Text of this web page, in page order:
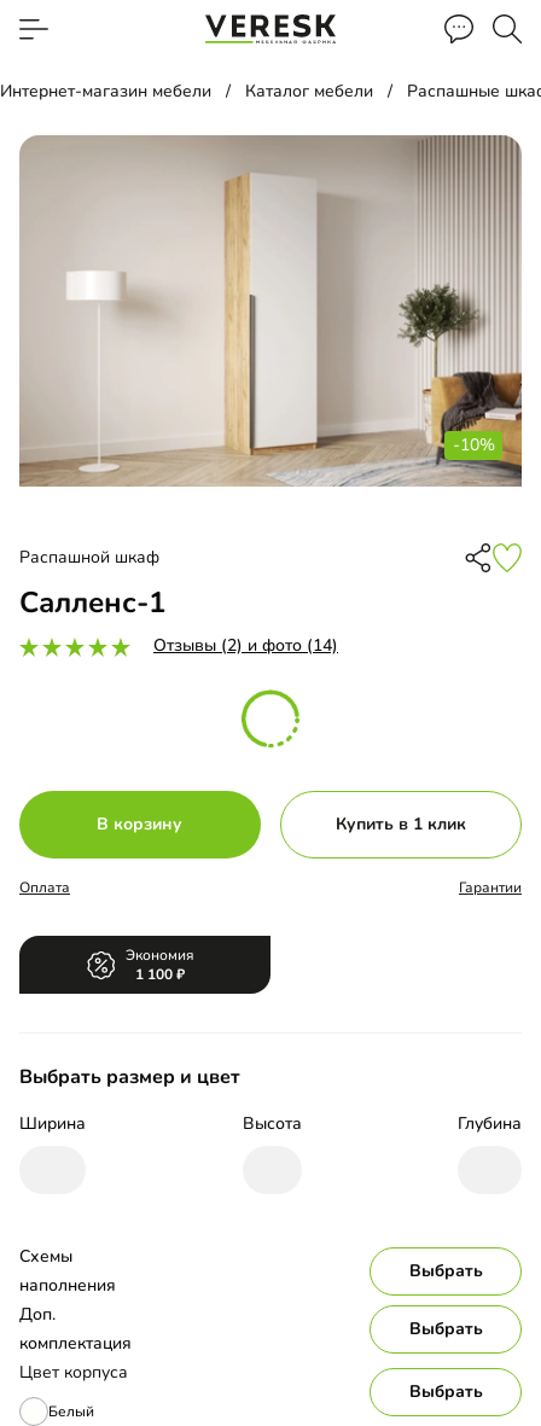
Интернет-магазин мебели Каталог мебели Распашные
-10%
Распашной шкаф
Салленс-1
Отзывы (2) и фото (14)
В корзину Купить в 1 клик
Оплата Гарантии
Экономия
1 100
Выбрать размер и цвет
Ширина Высота Глубина
Цвет корпуса
Белый
Выбрать
Схемы
наполнения
Выбрать
Доп.
комплектация
Выбрать